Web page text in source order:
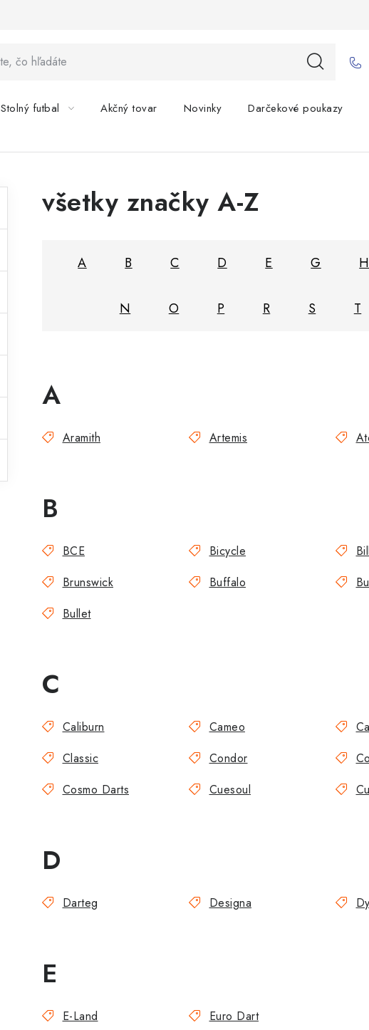
Stolný futbal Akčný tovar Novinky Darčekové poukazy
všetky značky A-Z
A B C D E G H
N O P R S T
A
Aramith Artemis
B
BCE Bicycle
Brunswick
Buffalo
Bullet
C
Caliburn Cameo
Classic
Condor
Cosmo Darts
Cuesoul
D
Darteg Designa
E
E-Land Euro Dart